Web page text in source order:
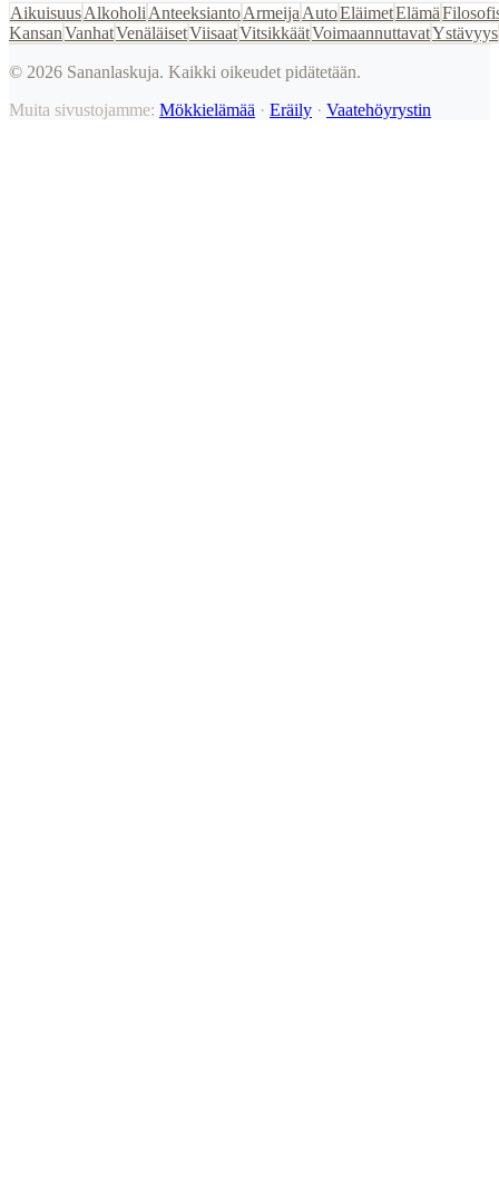
AikuisuusAlkoholi AnteeksiantoArmeija AutoEläimetElämä
KansanVanhatVenäläisetViisaatVitsikkäätVoimaannuttavatYstävyys
© 2026 Sananlaskuja. Kaikki oikeudet pidätetään.
Muita sivustojamme: Mökkielämää · Eräily · Vaatehöyrystin